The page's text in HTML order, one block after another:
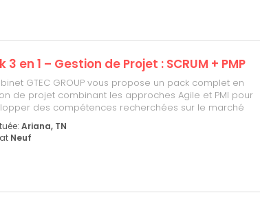
3 en 1 – Gestion de Projet : SCRUM + PMP
GTEC GROUP vous propose un pack complet en
de projet combinant les approches Agile et PMI pour
des compétences recherchées sur le marché
Programme du Pack :• Professional Scrum Master
I)• Professional Scrum Product Owner I (PSPO I)•
à la certification Proj...
Ariana, TN
Neuf